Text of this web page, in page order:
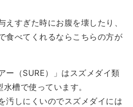
えすぎた時にお腹を壊したり、
食べてくれるならこちらの方が
ー（SURE）」はスズメダイ類
槽で使っています。
汚しにくいのでスズメダイには